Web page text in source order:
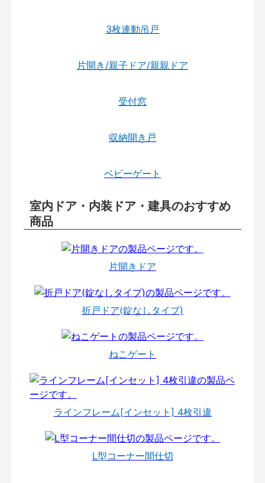
3枚連動吊戸
片開き/親子ドア/親親ドア
受付窓
収納開き戸
ベビーゲート
室内ドア・内装ドア・建具のおすすめ
商品
片開きドア
折戸ドア(錠なしタイプ)
ねこゲート
ラインフレーム[インセット] 4枚引違
L型コーナー間仕切